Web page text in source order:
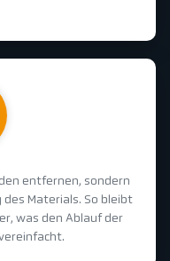
entfernen, sondern
Materials. So bleibt
was den Ablauf der